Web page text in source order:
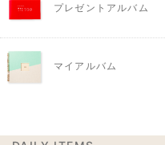
プレゼントアルバム
マイアルバム